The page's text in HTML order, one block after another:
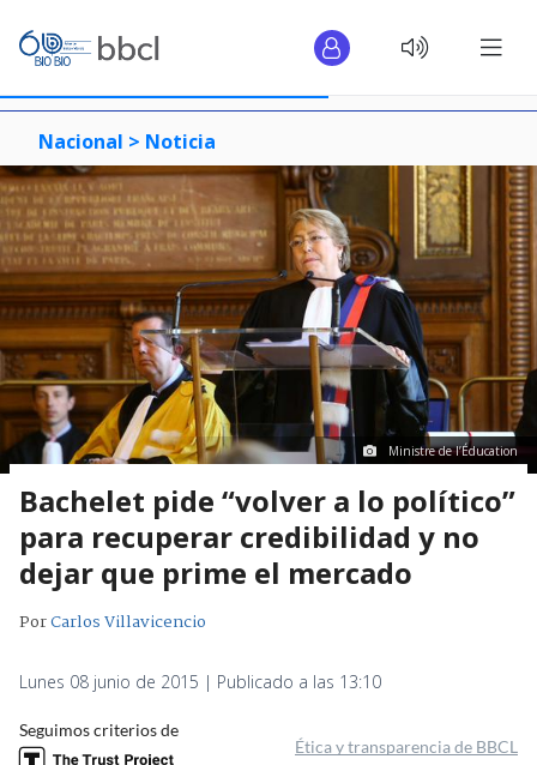
Nacional > Noticia
Ministre de l’Éducation
Bachelet pide “volver a lo político”
para recuperar credibilidad y no
dejar que prime el mercado
PorCarlos Villavicencio
Lunes 08 junio de 2015 | Publicado a las 13:10
Seguimos criterios de
Ética y transparencia de BBCL